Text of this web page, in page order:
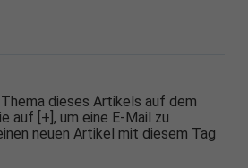
dieses Artikels auf dem
auf [+], um eine E-Mail zu
neuen Artikel mit diesem Tag